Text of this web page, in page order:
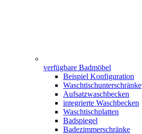
verfügbare Badmöbel
Beispiel Konfiguration
Waschtischunterschränke
Aufsatzwaschbecken
integrierte Waschbecken
Waschtischplatten
Badspiegel
Badezimmerschränke